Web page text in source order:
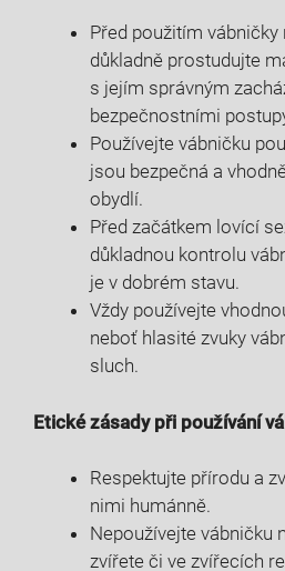
Před použitím vábničky
důkladně prostudujte
s jejím správným
bezpečnostními
Používejte vábničku
jsou bezpečná a
obydlí.
Před začátkem lovící
důkladnou kontrolu
je v dobrém stavu.
Vždy používejte
neboť hlasité zvuky
sluch.
Etické zásady při používání
Respektujte přírodu a
nimi humánně.
Nepoužívejte vábničku
zvířete či ve zvířecích